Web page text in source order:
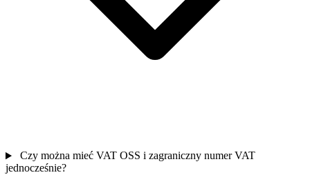
Czy można mieć VAT OSS i zagraniczny numer VAT
jednocześnie?